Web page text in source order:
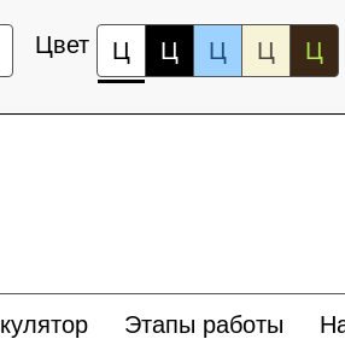
Цвет Ц Ц Ц Ц Ц
Этапы работы